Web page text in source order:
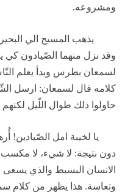
ومشروعه.
يذهب المسيح الي
وقد نزل منهما الصّيادون
لسمعان بطرس وبدأ يعلم
كلامه قال لسمعان: ارسل
حاولوا ذلك طوال اللّيل
يا لخيبة امل الصّيادين!
دون نتيجة: لا شيء، لا مكسب
الانسان البسيط والذي
وتعاسة. هذا يظهر من كلام